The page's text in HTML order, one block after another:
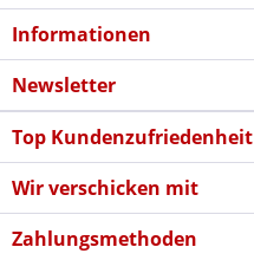
Informationen
Newsletter
Top Kundenzufriedenheit
Wir verschicken mit
Zahlungsmethoden